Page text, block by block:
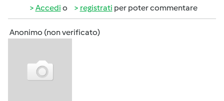
Accedi o registrati per poter commentare
Anonimo (non verificato)